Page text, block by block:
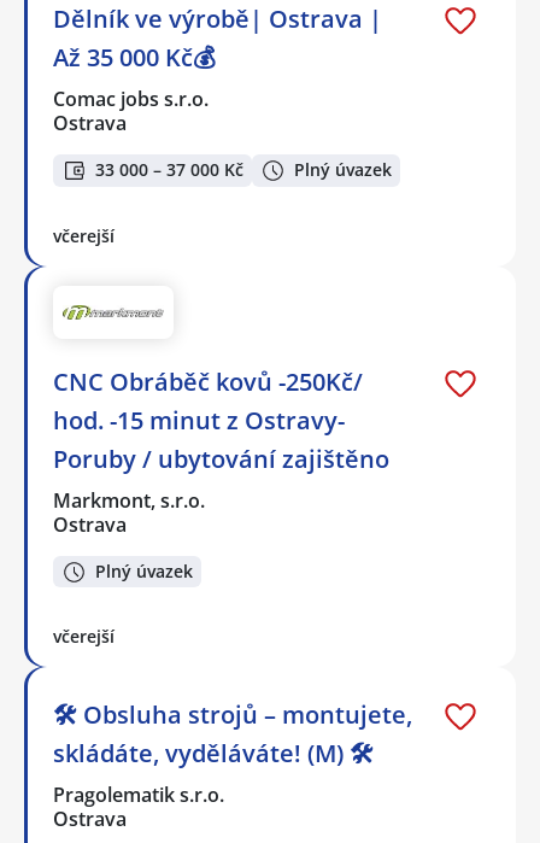
Dělník ve výrobě| Ostrava |
Až 35 000 Kč💰
Comac jobs s.r.o.
Ostrava
33 000 – 37 000 Kč Plný úvazek
včerejší
CNC Obráběč kovů -250Kč/
hod. -15 minut z Ostravy-
Poruby / ubytování zajištěno
Markmont, s.r.o.
Ostrava
Plný úvazek
včerejší
🛠️ Obsluha strojů – montujete,
skládáte, vyděláváte! (M) 🛠️
Pragolematik s.r.o.
Ostrava